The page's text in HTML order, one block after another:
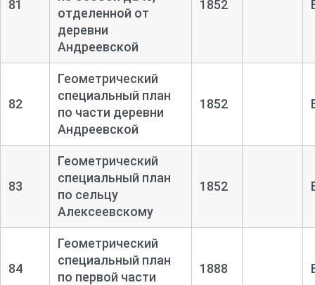
81
отделенной от
деревни
Андреевской
1852
82
Геометрический
специальный план
по части деревни
Андреевской
1852
83
Геометрический
специальный план
по сельцу
Алексеевскому
1852
84
Геометрический
специальный план
по первой части
1888